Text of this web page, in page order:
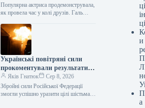
Популярна актриса продемонструвала,
як провела час у колі друзів. Галь
41-річна ізраїльська кінозірка Галь
Гадот, яка здобула…
Українські повітряні сили
прокоментували результати
нічного обстрілу, зазначивши,
що жодна ракета не була
перехоплена.
Яків Гнатюк
Сер 8, 2026
Збройні сили Російської Федерації
змогли успішно уразити цілі шістьма
ці
и
а